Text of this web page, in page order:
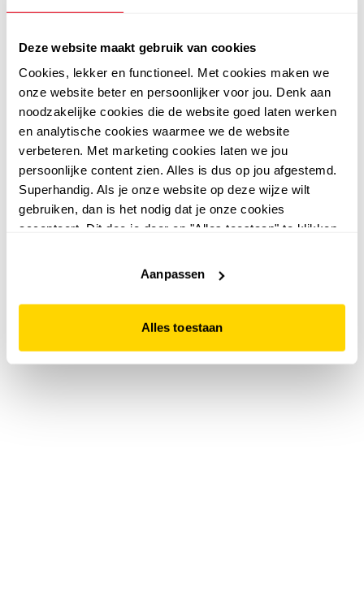
Deze website maakt gebruik van cookies
Cookies, lekker en functioneel. Met cookies maken we
onze website beter en persoonlijker voor jou. Denk aan
noodzakelijke cookies die de website goed laten werken
en analytische cookies waarmee we de website
verbeteren. Met marketing cookies laten we jou
persoonlijke content zien. Alles is dus op jou afgestemd.
Superhandig. Als je onze website op deze wijze wilt
gebruiken, dan is het nodig dat je onze cookies
accepteert. Dit doe je door op "Alles toestaan" te klikken.
website niet optimaal functioneert.
Aanpassen
Alles toestaan